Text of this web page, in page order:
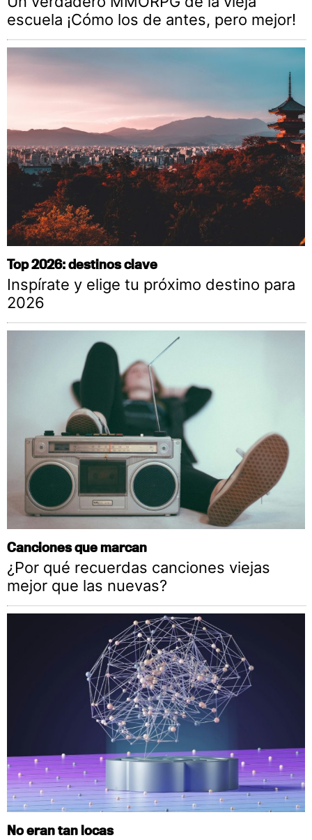
escuela ¡Cómo los de antes, pero mejor!
Top 2026: destinos clave
Inspírate y elige tu próximo destino para
2026
Canciones que marcan
¿Por qué recuerdas canciones viejas
mejor que las nuevas?
No eran tan locas